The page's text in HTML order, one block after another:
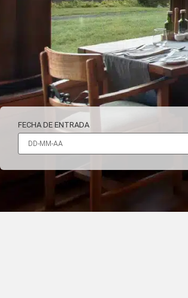
FECHA DE ENTRADA